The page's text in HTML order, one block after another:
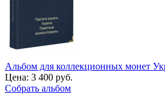
Альбом для коллекционных монет
Цена: 3 400 руб.
Собрать альбом